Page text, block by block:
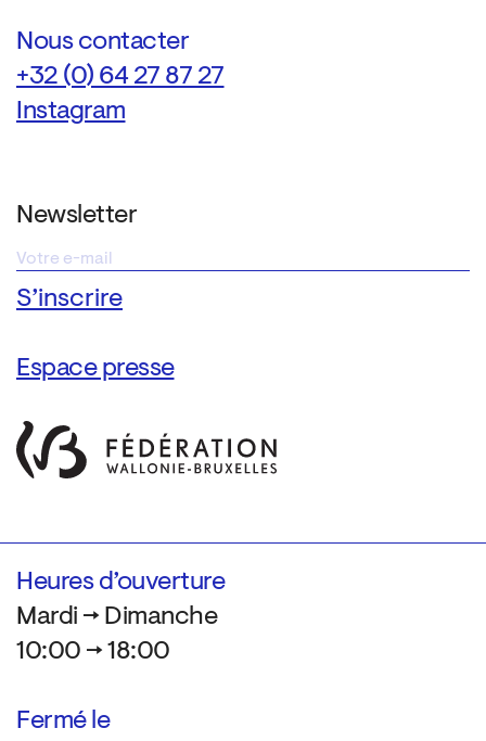
Nous contacter
+32 (0) 64 27 87 27
Instagram
Newsletter
Espace presse
Heures d’ouverture
Mardi → Dimanche
10:00 → 18:00
Fermé le